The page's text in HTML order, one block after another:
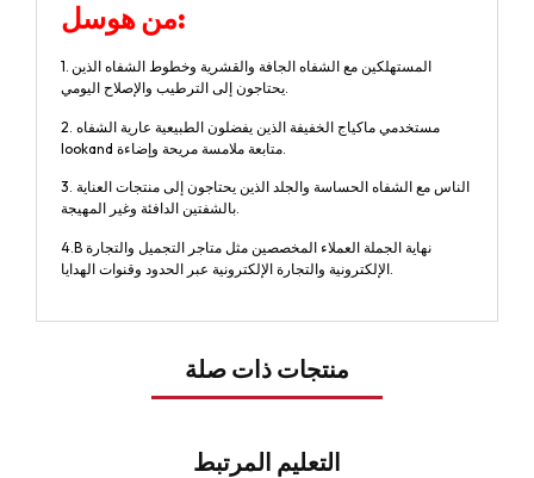
من هوس ل:
1. المستهلكين مع الشفاه الجافة والقشرية وخطوط الشفاه الذين
يحتاجون إلى الترطيب والإصلاح اليومي.
2. مستخدمي ماكياج الخفيفة الذين يفضلون الطبيعية عارية الشفاه
3. الناس مع الشفاه الحساسة والجلد الذين يحتاجون إلى منتجات العناية
بالشفتين الدافئة وغير المهيجة.
4.B نهاية الجملة العملاء المخصصين مثل متاجر التجميل والتجارة
منتجات ذات صلة
التعليم المرتبط